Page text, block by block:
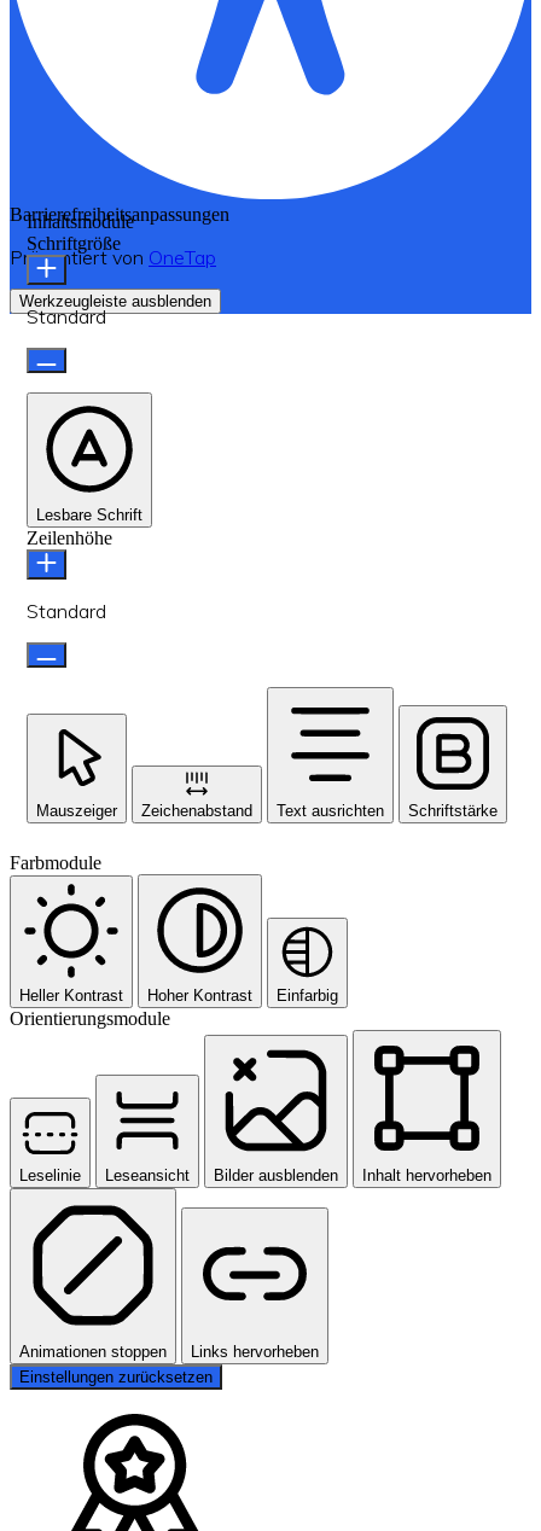
Barrierefreiheitsanpassungen
Präsentiert von OneTap
Werkzeugleiste ausblenden
Inhaltsmodule
Schriftgröße
Standard
Lesbare Schrift
Zeilenhöhe
Standard
Mauszeiger Zeichenabstand Text ausrichten Schriftstärke
Farbmodule
Heller Kontrast Hoher Kontrast Einfarbig
Orientierungsmodule
Leselinie Leseansicht Bilder ausblenden Inhalt hervorheben
Animationen stoppen
Links hervorheben
Einstellungen zurücksetzen